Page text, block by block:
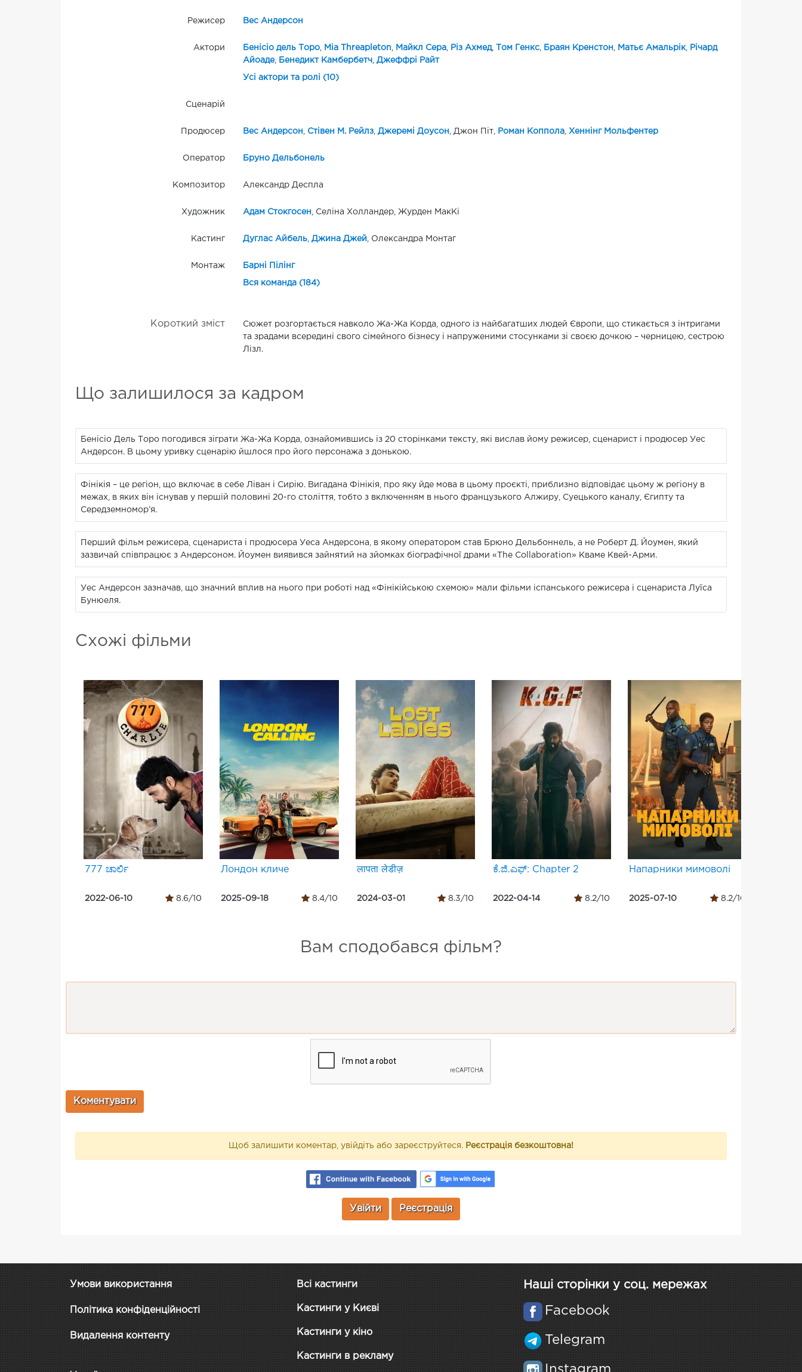
Режисер Вес Андерсон
Актори Бенісіо дель Торо, Mia Threapleton Майкл Сера, Різ Ахмед, Том Генкс, Браян Кренстон Матьє Амальрік,
Річард
Айоаде, Бенедикт Камбербетч Джеффрі Райт
Усі актори та ролі (10)
Сценарій
Продюсер Вес Андерсон Стівен М. Рейлз, Джеремі Доусон , Джон Піт, Роман Коппола, Хеннінг Мольфентер
Оператор Бруно Дельбонель
Композитор Александр Деспла
Художник Адам Стокгосен , Селіна Холландер, Журден МакКі
Кастинг Дуглас Айбель, Джина Джей , Олександра Монтаг
Монтаж Барні Пілінг
Вся команда (184)
Короткий зміст
Сюжет розгортається навколо Жа-Жа Корда, одного із найбагатших людей Європи, що стикається з інтригами
та зрадами всередині свого сімейного бізнесу і напруженими стосунками зі своєю дочкою – черницею, сестрою
Лізл.
Що залишилося за кадром
Бенісіо Дель Торо погодився зіграти Жа-Жа Корда, ознайомившись із 20 сторінками тексту, які вислав йому режисер, сценарист і продюсер Уес
Андерсон. В цьому уривку сценарію йшлося про його персонажа з донькою.
Фінікія – це регіон, що включає в себе Ліван і Сирію. Вигадана Фінікія, про яку йде мова в цьому проєкті, приблизно відповідає цьому ж регіону в
межах, в яких він існував у першій половині 20-го століття, тобто з включенням в нього французького Алжиру, Суецького каналу, Єгипту та
Середземномор’я.
Перший фільм режисера, сценариста і продюсера Уеса Андерсона, в якому оператором став Брюно Дельбоннель, а не Роберт Д. Йоумен, який
зазвичай співпрацює з Андерсоном. Йоумен виявився зайнятий на зйомках біографічної драми «The Collaboration» Кваме Квей-Арми.
Уес Андерсон зазначав, що значний вплив на нього при роботі над «Фінікійською схемою» мали фільми іспанського режисера і сценариста Луїса
Бунюеля.
Схожі фільми
777 ಚಾರ್ಲಿ
2022-06-10 8.6/10
Лондон кличе
2025-09-18 8.4/10
लापता लेडीज़
2024-03-01 8.3/10
ಕೆ.ಜಿ.ಎಫ್: Chapter 2
2022-04-14 8.2/10
Напарники мимоволі
2025-07-10 8.2/10
Вам сподобався фільм?
Щоб залишити коментар, увійдіть або зареєструйтеся. Реєстрація безкоштовна!
Увійти Реєстрація
Умови використання
Політика конфіденційності
Видалення контенту
Всі кастинги
Кастинги у Києві
Кастинги у кіно
Кастинги в рекламу
Наші сторінки у соц. мережах
Facebook
Telegram